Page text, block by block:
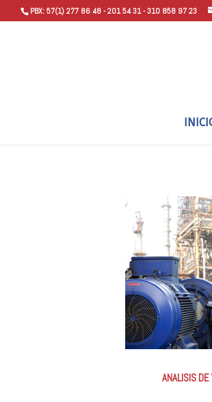
PBX: 57(1) 277 86 48 - 201 54 31 - 310 858 97 23
ANALISIS DE